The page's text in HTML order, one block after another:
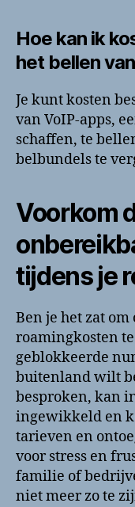
Hoe kan ik
het bellen
Je kunt kosten
van VoIP-apps,
schaffen, te
belbundels te
Voorkom
tijdens je
Ben je het zat
roamingkosten
geblokkeerde
buitenland wilt
besproken, kan
ingewikkeld en
tarieven en
voor stress en
familie of
niet meer zo te